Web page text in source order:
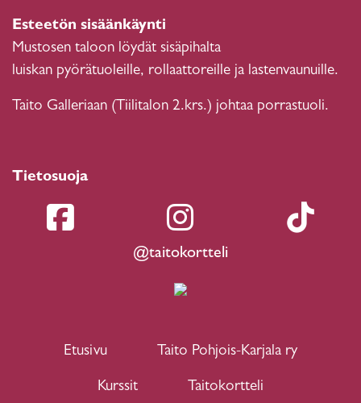
Esteetön sisäänkäynti
Mustosen taloon löydät sisäpihalta
luiskan pyörätuoleille, rollaattoreille ja lastenvaunuille.
Taito Galleriaan (Tiilitalon 2.krs.) johtaa porrastuoli.
Tietosuoja
@taitokortteli
Etusivu Taito Pohjois-Karjala ry
Kurssit Taitokortteli